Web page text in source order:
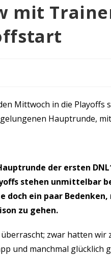
mit
Mittwoch in die Playoffs
Hauptrunde,
der ersten
stehen unmittelbar
doch ein paar
zu gehen.
zwar hatten
und manchmal glücklich